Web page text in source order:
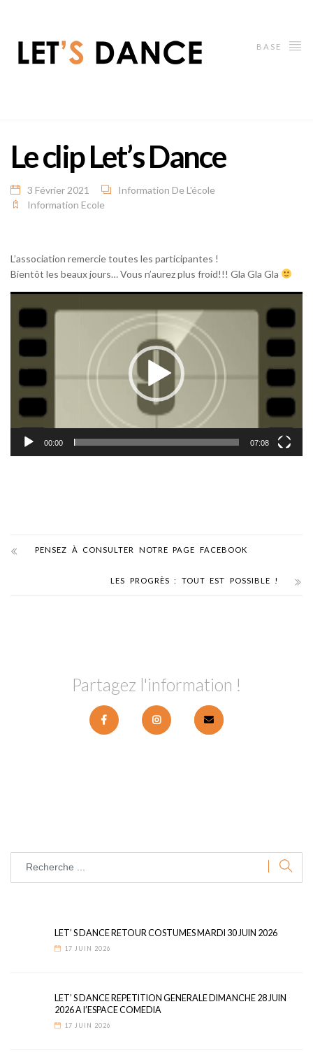
BASE
Le clip Let’s Dance
3 Février 2021
Information De L'école
Information Ecole
L’association remercie toutes les participantes !
Bientôt les beaux jours… Vous n’aurez plus froid!!! Gla Gla Gla
vidéo
00:00 07:08
PENSEZ À CONSULTER NOTRE PAGE FACEBOOK
LES PROGRÈS : TOUT EST POSSIBLE !
Partagez l'information !
LET’ S DANCE RETOUR COSTUMES MARDI 30 JUIN 2026
17 JUIN 2026
LET’ S DANCE REPETITION GENERALE DIMANCHE 28 JUIN
2026 A l’ESPACE COMEDIA
17 JUIN 2026